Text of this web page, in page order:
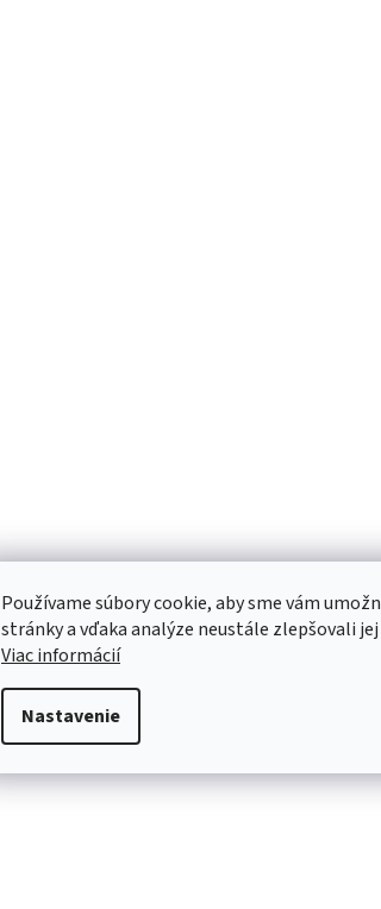
Používame súbory cookie, aby sme vám
stránky a vďaka analýze neustále zlepšovali
Viac informácií
Nastavenie